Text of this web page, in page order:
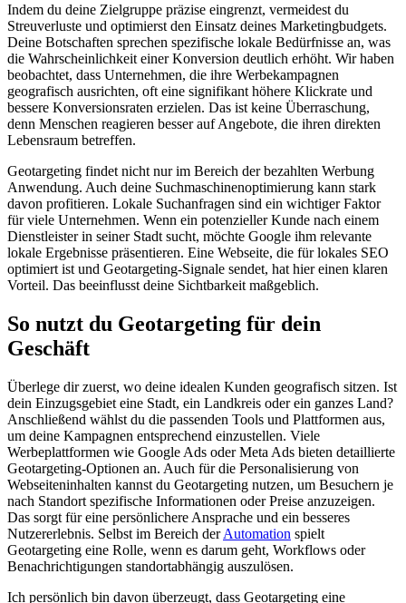
Indem du deine Zielgruppe präzise eingrenzt, vermeidest du
Streuverluste und optimierst den Einsatz deines Marketingbudgets.
Deine Botschaften sprechen spezifische lokale Bedürfnisse an, was
die Wahrscheinlichkeit einer Konversion deutlich erhöht. Wir haben
beobachtet, dass Unternehmen, die ihre Werbekampagnen
geografisch ausrichten, oft eine signifikant höhere Klickrate und
bessere Konversionsraten erzielen. Das ist keine Überraschung,
denn Menschen reagieren besser auf Angebote, die ihren direkten
Lebensraum betreffen.
Geotargeting findet nicht nur im Bereich der bezahlten Werbung
Anwendung. Auch deine Suchmaschinenoptimierung kann stark
davon profitieren. Lokale Suchanfragen sind ein wichtiger Faktor
für viele Unternehmen. Wenn ein potenzieller Kunde nach einem
Dienstleister in seiner Stadt sucht, möchte Google ihm relevante
lokale Ergebnisse präsentieren. Eine Webseite, die für lokales SEO
optimiert ist und Geotargeting-Signale sendet, hat hier einen klaren
Vorteil. Das beeinflusst deine Sichtbarkeit maßgeblich.
So nutzt du Geotargeting für dein
Geschäft
Überlege dir zuerst, wo deine idealen Kunden geografisch sitzen. Ist
dein Einzugsgebiet eine Stadt, ein Landkreis oder ein ganzes Land?
Anschließend wählst du die passenden Tools und Plattformen aus,
um deine Kampagnen entsprechend einzustellen. Viele
Werbeplattformen wie Google Ads oder Meta Ads bieten detaillierte
Geotargeting-Optionen an. Auch für die Personalisierung von
Webseiteninhalten kannst du Geotargeting nutzen, um Besuchern je
nach Standort spezifische Informationen oder Preise anzuzeigen.
Das sorgt für eine persönlichere Ansprache und ein besseres
Nutzererlebnis. Selbst im Bereich derAutomation spielt
Geotargeting eine Rolle, wenn es darum geht, Workflows oder
Benachrichtigungen standortabhängig auszulösen.
Ich persönlich bin davon überzeugt, dass Geotargeting eine